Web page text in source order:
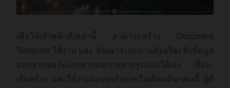
เพื่อให้เจ้าหน้าที่เหล่านี้ สามารถสร้าง Document
Template ใช้งาน และ พัฒนาระบบงานอัจฉริยะจับข้อมูล
ออกจากฟอร์มเอกสารหลากหลายรูปแบบได้เอง ซึ่งจะ
เริ่มสร้าง และใช้งานระบบจริงภายในเดือนมีนาคมนี้ ผู้ที่